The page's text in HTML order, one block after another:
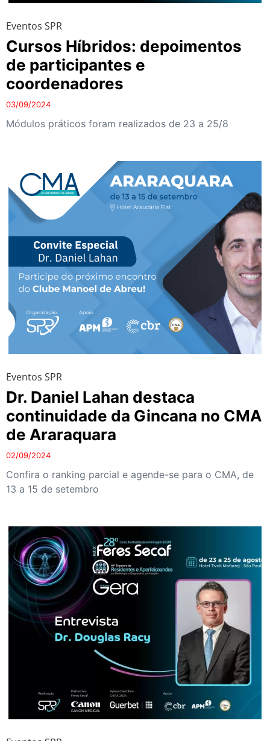
Eventos SPR
Cursos Híbridos: depoimentos
de participantes e
coordenadores
03/09/2024
Módulos práticos foram realizados de 23 a 25/8
Eventos SPR
Dr. Daniel Lahan destaca
continuidade da Gincana no CMA
de Araraquara
02/09/2024
Confira o ranking parcial e agende-se para o CMA, de
13 a 15 de setembro